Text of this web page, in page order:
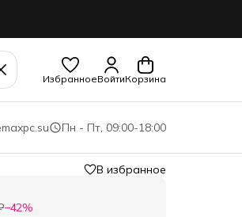
ИзбранноеВойтиКорзина
Пн - Пт, 09:00-18:00
В избранное
−42%